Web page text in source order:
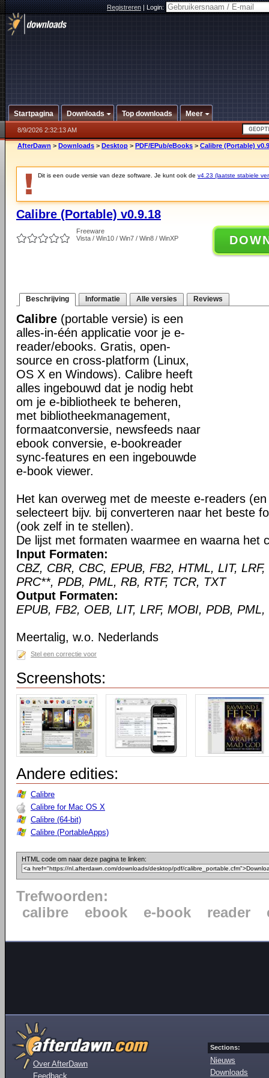
Registreren|Login:
Startpagina Downloads Top downloads Meer
8/9/2026 2:32:13 AM
AfterDawn > Downloads > Desktop > PDF/EPub/eBooks > Calibre (Portable)
Dit is een oude versie van deze software. Je kunt ook de v4.23 (laatste stabiele
Calibre (Portable) v0.9.18
Freeware
Vista / Win10 / Win7 / Win8 / WinXP
Beschrijving Informatie Alle versies Reviews
Calibre (portable versie) is een
alles-in-één applicatie voor je e-
reader/ebooks. Gratis, open-
source en cross-platform (Linux,
OS X en Windows). Calibre heeft
alles ingebouwd dat je nodig hebt
om je e-bibliotheek te beheren,
met bibliotheekmanagement,
formaatconversie, newsfeeds naar
ebook conversie, e-bookreader
sync-features en een ingebouwde
e-book viewer.
Het kan overweg met de meeste e-readers
selecteert bijv. bij converteren naar het beste
(ook zelf in te stellen).
De lijst met formaten waarmee en waarna het
Input Formaten:
CBZ, CBR, CBC, EPUB, FB2, HTML, LIT,
PRC**, PDB, PML, RB, RTF, TCR, TXT
Output Formaten:
EPUB, FB2, OEB, LIT, LRF, MOBI, PDB,
Meertalig, w.o. Nederlands
Stel een correctie voor
Screenshots:
Andere edities:
Calibre
Calibre for Mac OS X
Calibre (64-bit)
Calibre (PortableApps)
HTML code om naar deze pagina te linken:
Trefwoorden:
calibre
ebook e-book reader
Over AfterDawn
Feedback
Sections:
Nieuws
Downloads